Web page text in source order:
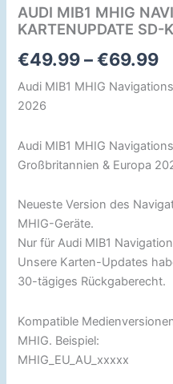
AUDI MIB1 MHIG
KARTENUPDATE SD-
€49.99 –€69.99
Audi MIB1 MHIG
2026
Audi MIB1 MHIG
Großbritannien & Europa
Neueste Version des
MHIG-Geräte.
Nur für Audi MIB1
Unsere Karten-Updates
30-tägiges Rückgaberecht.
Kompatible
MHIG. Beispiel:
MHIG_EU_AU_xxxxx
2026
Menge